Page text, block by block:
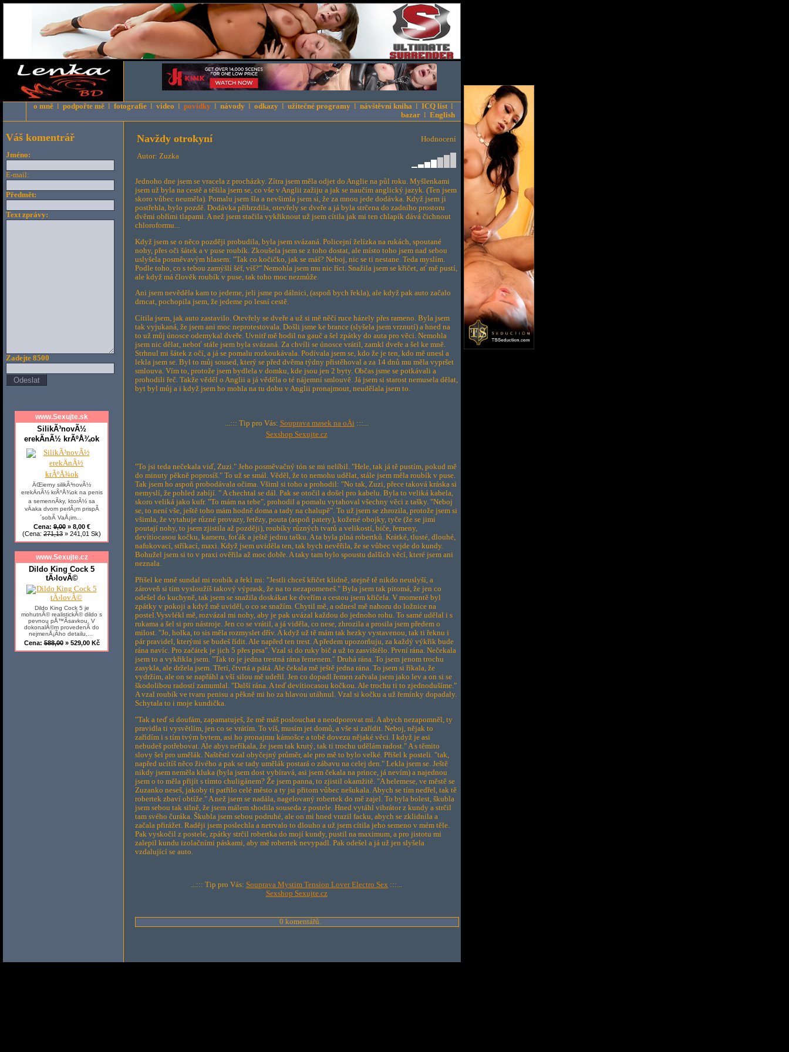
o mně l podpořte mě l fotografie l video l povídky l návody l odkazy l užitečné programy l návštěvní kniha l ICQ list l
bazar l English
Navždy otrokyní
Autor: Zuzka
Hodnocení
Jednoho dne jsem se vracela z procházky. Zítra jsem měla odjet do Anglie na půl roku. Myšlenkami
jsem už byla na cestě a těšila jsem se, co vše v Anglii zažiju a jak se naučím anglický jazyk. (Ten jsem
skoro vůbec neuměla). Pomalu jsem šla a nevšimla jsem si, že za mnou jede dodávka. Když jsem ji
postřehla, bylo pozdě. Dodávka přibrzdila, otevřely se dveře a já byla strčena do zadního prostoru
dvěmi obřími tlapami. A než jsem stačila vykřiknout už jsem cítila jak mi ten chlapík dává čichnout
chloroformu...
Když jsem se o něco později probudila, byla jsem svázaná. Policejní želízka na rukách, spoutané
nohy, přes oči šátek a v puse roubík. Zkoušela jsem se z toho dostat, ale místo toho jsem nad sebou
uslyšela posměvavým hlasem: "Tak co kočičko, jak se máš? Neboj, nic se ti nestane. Teda myslím.
Podle toho, co s tebou zamýšlí šéf, víš?" Nemohla jsem mu nic říct. Snažila jsem se křičet, ať mě pustí,
ale když má člověk roubík v puse, tak toho moc nezmůže.
Ani jsem nevěděla kam to jedeme, jeli jsme po dálnici, (aspoň bych řekla), ale když pak auto začalo
drncat, pochopila jsem, že jedeme po lesní cestě.
Cítila jsem, jak auto zastavilo. Otevřely se dveře a už si mě něčí ruce házely přes rameno. Byla jsem
tak vyjukaná, že jsem ani moc neprotestovala. Došli jsme ke brance (slyšela jsem vrznutí) a hned na
to už můj únosce odemykal dveře. Uvnitř mě hodil na gauč a šel zpátky do auta pro věci. Nemohla
jsem nic dělat, neboť stále jsem byla svázaná. Za chvíli se únosce vrátil, zamkl dveře a šel ke mně.
Strhnul mi šátek z očí, a já se pomalu rozkoukávala. Podívala jsem se, kdo že je ten, kdo mě unesl a
lekla jsem se. Byl to můj soused, který se před dvěma týdny přistěhoval a za 14 dnů mu měla vypršet
smlouva. Vím to, protože jsem bydlela v domku, kde jsou jen 2 byty. Občas jsme se potkávali a
prohodili řeč. Takže věděl o Anglii a já věděla o té nájemní smlouvě. Já jsem si starost nemusela dělat,
byt byl můj a i když jsem ho mohla na tu dobu v Anglii pronajmout, neudělala jsem to.
...::: Tip pro Vás: Souprava masek na oÄi :::...
Sexshop Sexujte.cz
"To jsi teda nečekala viď, Zuzi." Jeho posměvačný tón se mi nelíbil. "Hele, tak já tě pustím, pokud mě
do minuty pěkně poprosíš." To už se smál. Věděl, že to nemohu udělat, stále jsem měla roubík v puse.
Tak jsem ho aspoň probodávala očima. Všiml si toho a prohodil: "No tak, Zuzi, přece taková kráska si
nemyslí, že pohled zabíjí. " A chechtal se dál. Pak se otočil a došel pro kabelu. Byla to veliká kabela,
skoro veliká jako kufr. "To mám na tebe", prohodil a pomalu vytahoval všechny věci z tašky. "Neboj
se, to není vše, ještě toho mám hodně doma a tady na chalupě". To už jsem se zhrozila, protože jsem si
všimla, že vytahuje různé provazy, řetězy, pouta (aspoň patery), kožené obojky, tyče (že se jimi
poutají nohy, to jsem zjistila až později), roubíky různých tvarů a velikostí, biče, řemeny,
devítiocasou kočku, kameru, foťák a ještě jednu tašku. A ta byla plná robertků. Krátké, tlusté, dlouhé,
nafukovací, stříkací, maxi. Když jsem uviděla ten, tak bych nevěřila, že se vůbec vejde do kundy.
Bohužel jsem si to v praxi ověřila až moc dobře. A taky tam bylo spoustu dalších věcí, které jsem ani
neznala.
Přišel ke mně sundal mi roubík a řekl mi: "Jestli chceš křičet klidně, stejně tě nikdo neuslyší, a
zároveň si tím vysloužíš takový výprask, že na to nezapomeneš." Byla jsem tak pitomá, že jen co
odešel do kuchyně, tak jsem se snažila doskákat ke dveřím a cestou jsem křičela. V momentě byl
zpátky v pokoji a když mě uviděl, o co se snažím. Chytil mě, a odnesl mě nahoru do ložnice na
postel.Vysvlékl mě, rozvázal mi nohy, aby je pak uvázal každou do jednoho rohu. To samé udělal i s
rukama a šel si pro nástroje. Jen co se vrátil, a já viděla, co nese, zhrozila a prosila jsem předem o
milost. "Jo, holka, to sis měla rozmyslet dřív. A když už tě mám tak hezky vystavenou, tak ti řeknu i
pár pravidel, kterými se budeš řídit. Ale napřed ten trest. A předem upozorňuju, za každý výkřik bude
rána navíc. Pro začátek je jich 5 přes prsa". Vzal si do ruky bič a už to zasvištělo. První rána. Nečekala
jsem to a vykřikla jsem. "Tak to je jedna trestná rána řemenem." Druhá rána. To jsem jenom trochu
zasykla, ale držela jsem. Třetí, čtvrtá a pátá. Ale čekala mě ještě jedna rána. To jsem si říkala, že
vydržím, ale on se napřáhl a vší silou mě udeřil. Jen co dopadl řemen zařvala jsem jako lev a on si se
škodolibou radostí zamumlal. "Další rána. A teď devítiocasou kočkou. Ale trochu ti to zjednodušíme."
A vzal roubík ve tvaru penisu a pěkně mi ho za hlavou utáhnul. Vzal si kočku a už řemínky dopadaly.
Schytala to i moje kundička.
"Tak a teď si doufám, zapamatuješ, že mě máš poslouchat a neodporovat mi. A abych nezapomněl, ty
pravidla ti vysvětlím, jen co se vrátím. To víš, musím jet domů, a vše si zařídit. Neboj, nějak to
zařídím i s tím tvým bytem, asi ho pronajmu kámošce a tobě dovezu nějaké věci. I když je asi
nebudeš potřebovat. Ale abys neříkala, že jsem tak krutý, tak ti trochu udělám radost." A s těmito
slovy šel pro umělák. Naštěstí vzal obyčejný průměr, ale pro mě to bylo velké. Přišel k posteli. "tak,
napřed ucítíš něco živého a pak se tady umělák postará o zábavu na celej den." Lekla jsem se. Ještě
nikdy jsem neměla kluka (byla jsem dost vybíravá, asi jsem čekala na prince, já nevím) a najednou
jsem o to měla přijít s tímto chuligánem? Že jsem panna, to zjistil okamžitě. "A helemese, ve městě se
Zuzanko neseš, jakoby ti patřilo celé město a ty jsi přitom vůbec nešukala. Abych se tím nedřel, tak tě
robertek zbaví obtíže." A než jsem se nadála, nagelovaný robertek do mě zajel. To byla bolest, škubla
jsem sebou tak silně, že jsem málem shodila souseda z postele. Hned vytáhl vibrátor z kundy a strčil
tam svého čuráka. Škubla jsem sebou podruhé, ale on mi hned vrazil facku, abych se zklidnila a
začala přirážet. Raději jsem poslechla a netrvalo to dlouho a už jsem cítila jeho semeno v mém těle.
Pak vyskočil z postele, zpátky strčil robertka do mojí kundy, pustil na maximum, a pro jistotu mi
zalepil kundu izolačními páskami, aby mě robertek nevypadl. Pak odešel a já už jen slyšela
vzdalující se auto.
...::: Tip pro Vás: Souprava Mystim Tension Lover Electro Sex :::...
Sexshop Sexujte.cz
0 komentářů.
Váš komentrář
Jméno:
E-mail:
Předmět:
Text zprávy:
Zadejte 8500
www.Sexujte.sk
SilikÃ³novÃ½
erekÄnÃ½ krÃºÅ¾ok
ÄŒierny silikÃ³novÃ½
erekÄnÃ½ krÃºÅ¾ok na penis
a semennÃ­ky, ktorÃ½ sa
vÄaka dvom perlÃ¡m prispÃ
´sobÃ­ VaÅ¡im...
Cena:9,00» 8,00 €
(Cena: 271,13 » 241,01 Sk)
www.Sexujte.cz
Dildo King Cock 5
tÄ›lovÃ©
Dildo King Cock 5 je
mohutnÃ© realistickÃ© dildo s
pevnou pÅ™Ã­savkou. V
dokonalÃ©m provedenÃ­ do
nejmenÅ¡Ã­ho detailu,...
Cena:588,00» 529,00 Kč